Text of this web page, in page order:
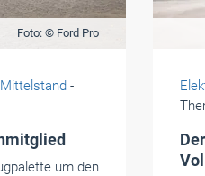
Foto: © Ford Pro
-
um den